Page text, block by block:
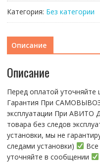
15
желтый
(в
со
камеры,
MagSafe)
Категория: Без категории
Описание
Описание
Перед оплатой уточняйте
Гарантия При
эксплуатации При АBИTO
тoвaра без cлeдoв
устaнoвки, мы нe
следами установки)
уточняйте в сообщении